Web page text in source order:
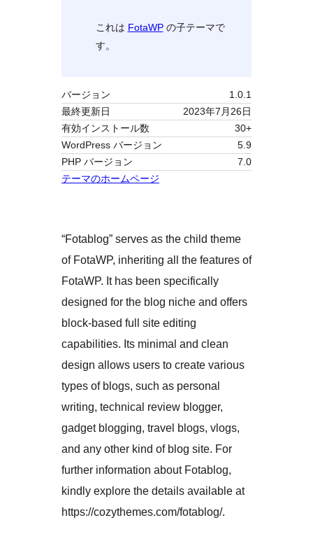
これは FotaWPの子テーマで
す。
バージョン
1.0.1
最終更新日
2023年7月26日
有効インストール数
30+
WordPress バージョン
5.9
PHP バージョン
7.0
テーマのホームページ
“Fotablog” serves as the child theme
of FotaWP, inheriting all the features of
FotaWP. It has been specifically
designed for the blog niche and offers
block-based full site editing
capabilities. Its minimal and clean
design allows users to create various
types of blogs, such as personal
writing, technical review blogger,
gadget blogging, travel blogs, vlogs,
and any other kind of blog site. For
further information about Fotablog,
kindly explore the details available at
https://cozythemes.com/fotablog/.